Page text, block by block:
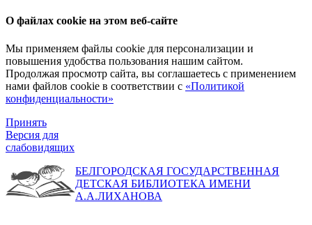
О файлах cookie на этом веб-сайте
Мы применяем файлы cookie для персонализации и
повышения удобства пользования нашим сайтом.
Продолжая просмотр сайта, вы соглашаетесь с применением
нами файлов cookie в соответствии с «Политикой
конфиденциальности»
Принять
Версия для
слабовидящих
БЕЛГОРОДСКАЯ ГОСУДАРСТВЕННАЯ
ДЕТСКАЯ БИБЛИОТЕКА ИМЕНИ
А.А.ЛИХАНОВА